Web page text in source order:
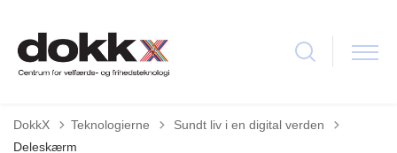
DokkX Teknologierne Tilbage til
Sundt liv i en digital verden
Deleskærm